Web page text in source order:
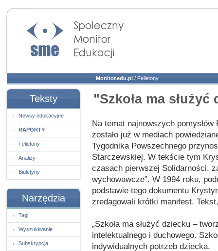
Społeczny Monitor
Edukacji
Monitor.edu.pl / Felietony
Teksty
Newsy edukacyjne
RAPORTY
Felietony
Analizy
Biuletyny
Narzędzia
Tagi
Wyszukiwanie
Subskrypcja
"Szkoła ma
Na temat najnowszych
zostało już w mediach
Tygodnika Powszechnego
Starczewskiej. W tekście tym
czasach pierwszej Solidarności,
wychowawcze”. W 1994 roku,
podstawie tego dokumentu
zredagowali krótki manifest.
„Szkoła ma służyć dziecku –
intelektualnego i duchowego.
indywidualnych potrzeb dziecka.